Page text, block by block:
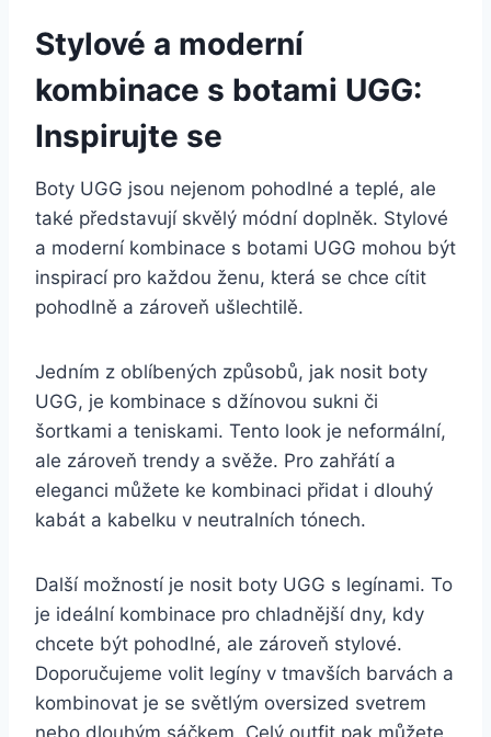
Stylové⁣ a ⁢moderní
kombinace‌ s ⁤botami ⁢UGG:
‌Inspirujte se
Boty UGG jsou nejenom pohodlné a teplé, ale
také představují skvělý módní doplněk. Stylové
a moderní kombinace s botami UGG mohou být‌
inspirací pro každou ženu, která se chce ‍cítit
pohodlně a zároveň ⁢ušlechtilě.
Jedním z ⁣oblíbených způsobů, jak nosit boty⁣
UGG, je ‍kombinace s džínovou sukni či
šortkami a ​teniskami. Tento look je neformální,
ale zároveň trendy a svěže. ‍Pro ‌zahřátí ⁤a
⁣eleganci můžete ke kombinaci přidat i‌ dlouhý
kabát ⁤a kabelku ⁢v‌ neutralních tónech.
Další možností ‌je ​nosit boty UGG s⁣ legínami. To
je ideální kombinace‌ pro chladnější⁣ dny, kdy
chcete být pohodlné,⁣ ale zároveň stylové.
Doporučujeme volit⁣ legíny v tmavších⁢ barvách a
kombinovat je se světlým oversized ⁢svetrem
nebo ‌dlouhým sáčkem. Celý ⁢outfit pak⁣ můžete